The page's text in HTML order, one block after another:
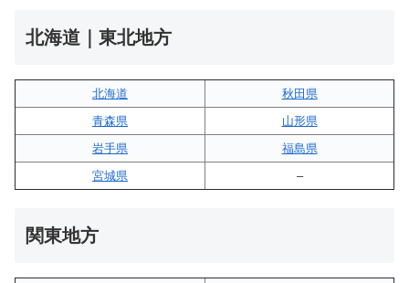
北海道｜東北地方
北海道
秋田県
青森県
山形県
岩手県
福島県
宮城県
–
関東地方